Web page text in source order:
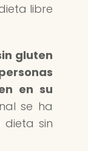
libre
gluten
en su
se ha
dieta sin